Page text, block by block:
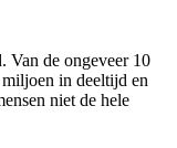
Van de ongeveer 10
in deeltijd en
niet de hele